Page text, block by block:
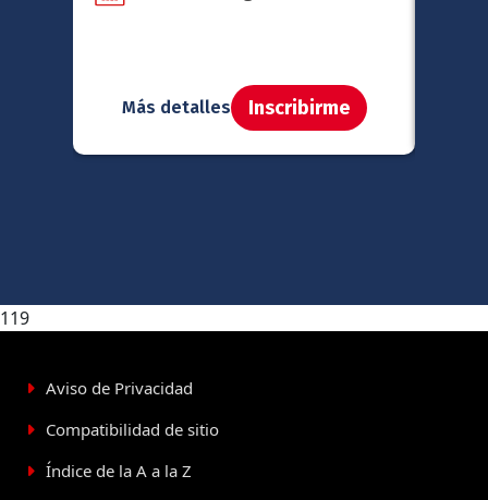
Más detalles Inscribirme
119
Aviso de Privacidad
Compatibilidad de sitio
Índice de la A a la Z